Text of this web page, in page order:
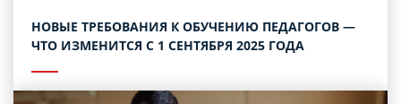
НОВЫЕ ТРЕБОВАНИЯ К ОБУЧЕНИЮ ПЕДАГОГОВ —
ЧТО ИЗМЕНИТСЯ С 1 СЕНТЯБРЯ 2025 ГОДА